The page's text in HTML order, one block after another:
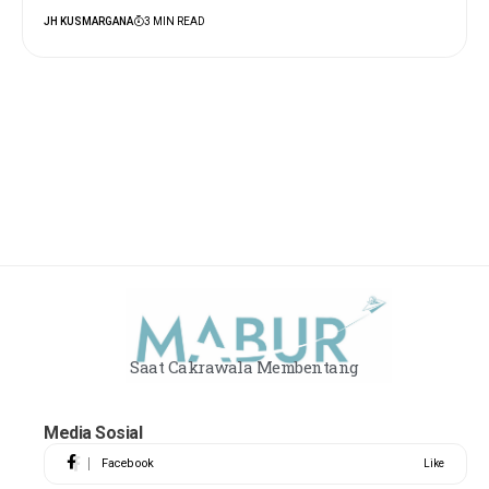
JH KUSMARGANA 3 MIN READ
Saat Cakrawala Membentang
Media Sosial
Facebook Like